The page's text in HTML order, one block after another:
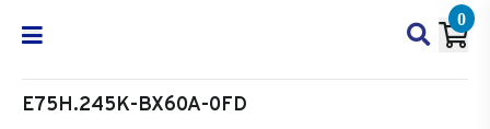
0
E75H.245K-BX60A-0FD